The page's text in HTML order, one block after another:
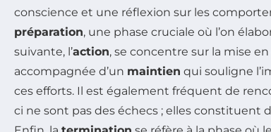
conscience et une réflexion sur les
préparation, une phase cruciale où l’on
suivante, l’action, se concentre sur la mise
accompagnée d’un maintien qui souligne
ces efforts. Il est également fréquent de
ci ne sont pas des échecs ; elles constituent